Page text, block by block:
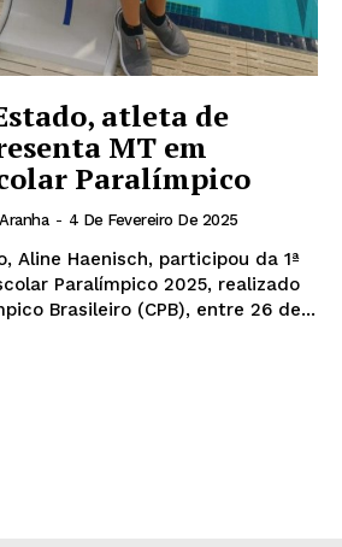
atleta de
MT em
Paralímpico
- 4 De Fevereiro De 2025
Aline Haenisch, participou da 1ª
Paralímpico 2025, realizado
Brasileiro (CPB), entre 26 de...